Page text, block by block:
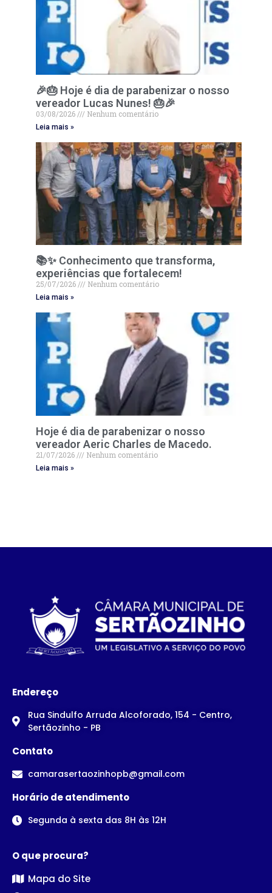
🎉🎂 Hoje é dia de parabenizar o nosso
vereador Lucas Nunes! 🎂🎉
03/08/2026 Nenhum comentário
Leia mais »
📚✨ Conhecimento que transforma,
experiências que fortalecem!
25/07/2026 Nenhum comentário
Leia mais »
Hoje é dia de parabenizar o nosso
vereador Aeric Charles de Macedo.
21/07/2026 Nenhum comentário
Leia mais »
Endereço
Rua Sindulfo Arruda Alcoforado, 154 - Centro,
Sertãozinho - PB
Contato
camarasertaozinhopb@gmail.com
Horário de atendimento
Segunda à sexta das 8H às 12H
O que procura?
Mapa do Site